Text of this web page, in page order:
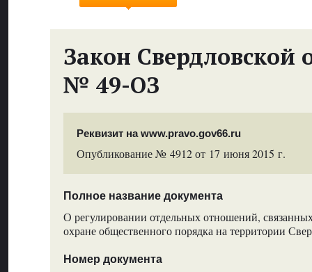
Закон Свердловской
№ 49-ОЗ
Реквизит на www.pravo.gov66.ru
Опубликование № 4912 от 17 июня 2015 г.
Полное название документа
О регулировании отдельных отношений,
охране общественного порядка на территории
Номер документа